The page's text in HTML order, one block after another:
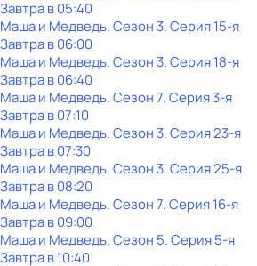
Завтра в 05:40
Маша и Медведь. Сезон 3. Серия 15-я
Завтра в 06:00
Маша и Медведь. Сезон 3. Серия 18-я
Завтра в 06:40
Маша и Медведь. Сезон 7. Серия 3-я
Завтра в 07:10
Маша и Медведь. Сезон 3. Серия 23-я
Завтра в 07:30
Маша и Медведь. Сезон 3. Серия 25-я
Завтра в 08:20
Маша и Медведь. Сезон 7. Серия 16-я
Завтра в 09:00
Маша и Медведь. Сезон 5. Серия 5-я
Завтра в 10:40